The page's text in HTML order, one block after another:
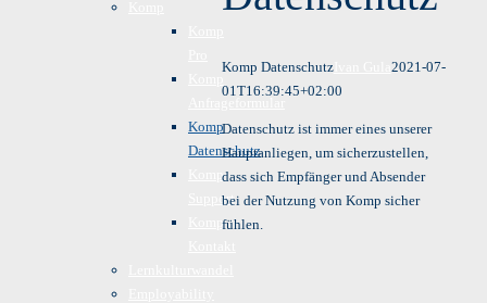
Komp DatenschutzIvan Gula 2021-07-
01T16:39:45+02:00
Datenschutz ist immer eines unserer
Hauptanliegen, um sicherzustellen,
dass sich Empfänger und Absender
bei der Nutzung von Komp sicher
fühlen.
Komp
Datenschutz
Komp
Support
Komp